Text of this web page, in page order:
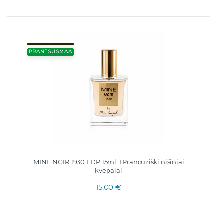
PRANTSUSMAA
MINE NOIR 1930 EDP 15ml. I Prancūziški nišiniai
kvepalai
15,00 €